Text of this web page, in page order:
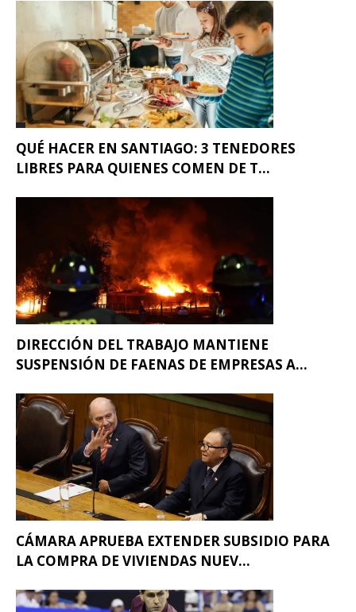
QUÉ HACER EN SANTIAGO: 3 TENEDORES
LIBRES PARA QUIENES COMEN DE T...
DIRECCIÓN DEL TRABAJO MANTIENE
SUSPENSIÓN DE FAENAS DE EMPRESAS A...
CÁMARA APRUEBA EXTENDER SUBSIDIO PARA
LA COMPRA DE VIVIENDAS NUEV...